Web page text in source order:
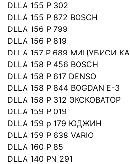
DLLA 155 P 302
DLLA 155 P 872 BOSCH
DLLA 156 P 799
DLLA 156 P 819
DLLA 157 P 689 МИЦУБИСИ
DLLA 158 P 456 BOSCH
DLLA 158 P 617 DENSO
DLLA 158 P 844 BOGDAN E-3
DLLA 158 P 312 ЭКСКОВАТОР
DLLA 159 P 019
DLLA 159 p 179 ЮДЖИН
DLLA 159 P 638 VARIO
DLLA 160 P 85
DLLA 140 PN 291